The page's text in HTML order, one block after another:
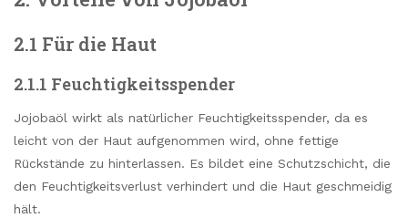
2.1 Für die Haut
2.1.1 Feuchtigkeitsspender
Jojobaöl wirkt als natürlicher Feuchtigkeitsspender, da es
leicht von der Haut aufgenommen wird, ohne fettige
Rückstände zu hinterlassen. Es bildet eine Schutzschicht, die
den Feuchtigkeitsverlust verhindert und die Haut geschmeidig
hält.